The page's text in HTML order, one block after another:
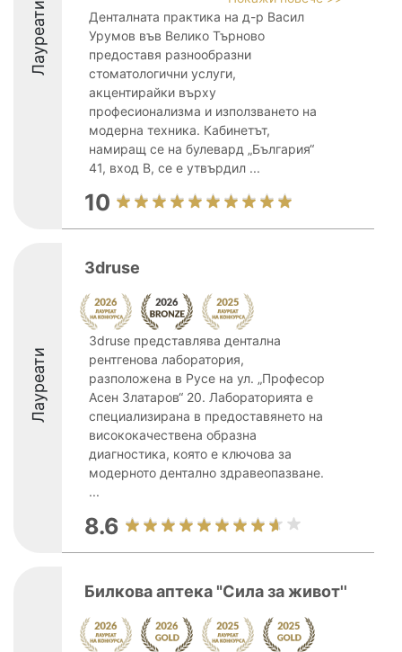
Лауреати
Денталната практика на д-р Васил
Урумов във Велико Търново
предоставя разнообразни
стоматологични услуги,
акцентирайки върху
професионализма и използването на
модерна техника. Кабинетът,
намиращ се на булевард „България“
41, вход В, се е утвърдил ...
10
Лауреати
3druse
3druse представлява дентална
рентгенова лаборатория,
разположена в Русе на ул. „Професор
Асен Златаров“ 20. Лабораторията е
специализирана в предоставянето на
висококачествена образна
диагностика, която е ключова за
модерното дентално здравеопазване.
...
8.6
Билкова аптека "Сила за живот''